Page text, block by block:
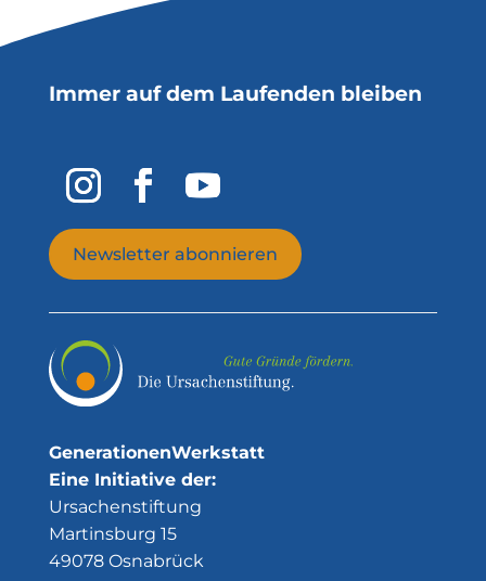
Immer auf dem Laufenden bleiben
Newsletter abonnieren
GenerationenWerkstatt
Eine Initiative der:
Ursachenstiftung
Martinsburg 15
49078 Osnabrück